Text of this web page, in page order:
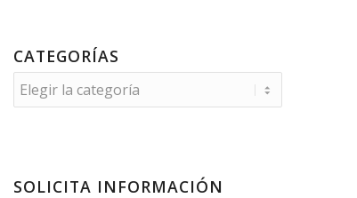
CATEGORÍAS
Categorías
SOLICITA INFORMACIÓN